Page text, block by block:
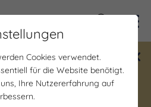
Date mit Saale-
vom 1.7. - 18.12.
Cookies verwendet.
für die Website benötigt.
Ihre Nutzererfahrung auf